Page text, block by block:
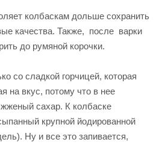
колбаскам дольше сохранить
качества. Также, после варки
до румяной корочки.
со сладкой горчицей, которая
на вкус, потому что в нее
сахар. К колбаске
крупной йодированной
Ну и все это запивается,